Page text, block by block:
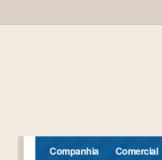
Companhia Comercial